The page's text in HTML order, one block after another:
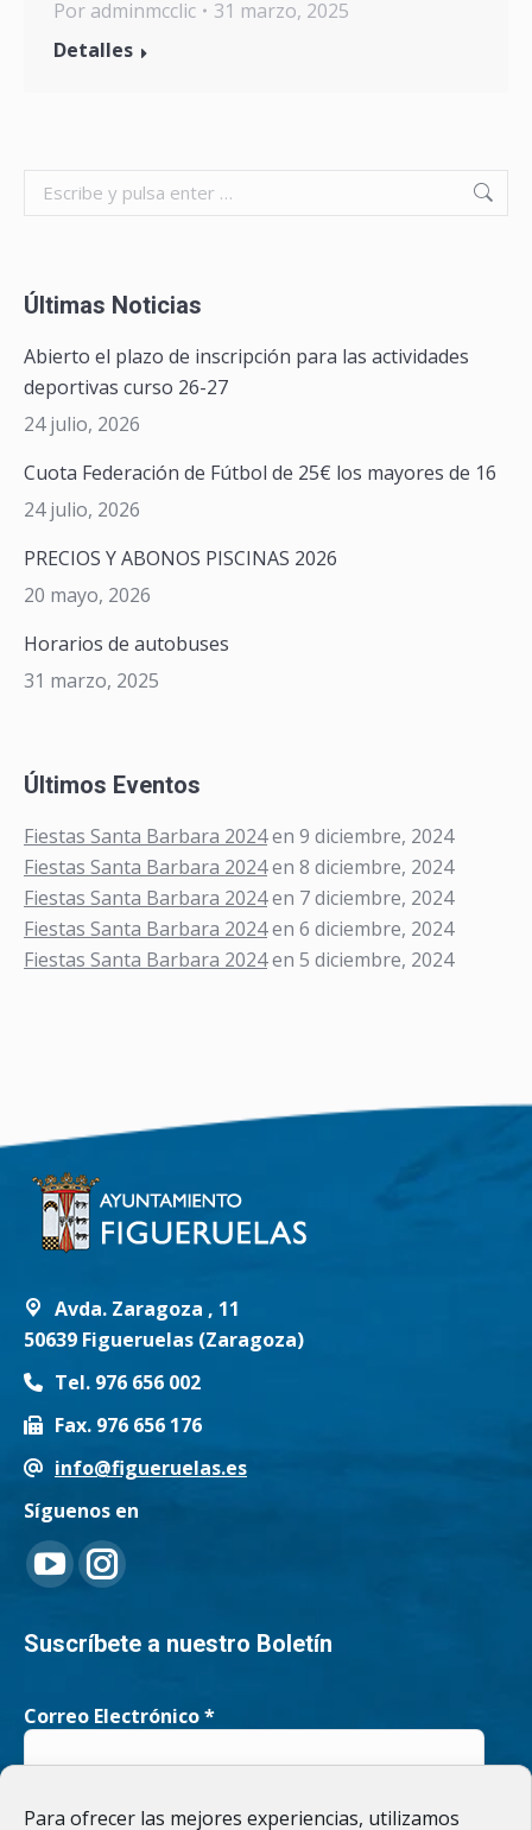
Para ofrecer las mejores experiencias, utilizamos
Por adminmcclic
31 marzo, 2025
Detalles
Search:
Últimas Noticias
Abierto el plazo de inscripción para las actividades
deportivas curso 26-27
24 julio, 2026
Cuota Federación de Fútbol de 25€ los mayores de 16
24 julio, 2026
PRECIOS Y ABONOS PISCINAS 2026
20 mayo, 2026
Horarios de autobuses
31 marzo, 2025
Últimos Eventos
Fiestas Santa Barbara 2024en 9 diciembre, 2024
Fiestas Santa Barbara 2024en 8 diciembre, 2024
Fiestas Santa Barbara 2024en 7 diciembre, 2024
Fiestas Santa Barbara 2024en 6 diciembre, 2024
Fiestas Santa Barbara 2024en 5 diciembre, 2024
Avda. Zaragoza , 11
50639 Figueruelas (Zaragoza)
Tel. 976 656 002
Fax. 976 656 176
info@figueruelas.es
Síguenos en
Encuéntranos en:
YouTube
page
in
window
Instagram
page
in
window
Suscríbete a nuestro Boletín
Correo Electrónico*
He leído y acepto laPolítica de privacidad